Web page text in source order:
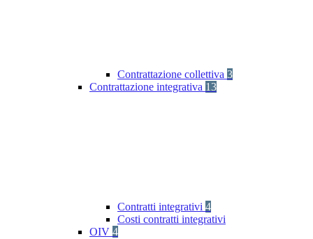
Contrattazione collettiva 3
Contrattazione integrativa 13
Contratti integrativi 4
Costi contratti integrativi
OIV 4